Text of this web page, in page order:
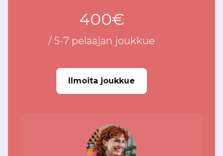
400€
/ 5-7 pelaajan joukkue
Ilmoita joukkue